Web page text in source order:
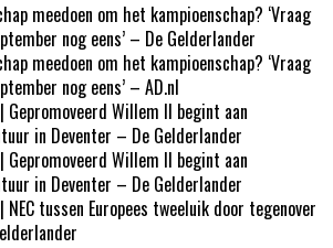
meedoen om het kampioenschap? ‘Vraag
nog eens’ – De Gelderlander
meedoen om het kampioenschap? ‘Vraag
nog eens’ – AD.nl
Gepromoveerd Willem II begint aan
in Deventer – De Gelderlander
Gepromoveerd Willem II begint aan
in Deventer – De Gelderlander
NEC tussen Europees tweeluik door tegenover